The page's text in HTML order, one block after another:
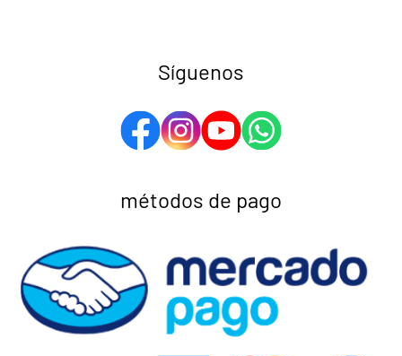
Síguenos
métodos de pago